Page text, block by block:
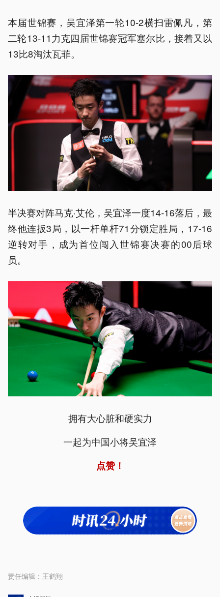
本届世锦赛，吴宜泽第一轮10-2横扫雷佩凡，第
二轮13-11力克四届世锦赛冠军塞尔比，接着又以
13比8淘汰瓦菲。
半决赛对阵马克·艾伦，吴宜泽一度14-16落后，最
终他连扳3局，以一杆单杆71分锁定胜局，17-16
逆转对手，成为首位闯入世锦赛决赛的00后球
员。
拥有大心脏和硬实力
一起为中国小将吴宜泽
点赞！
责任编辑： 王鹤翔